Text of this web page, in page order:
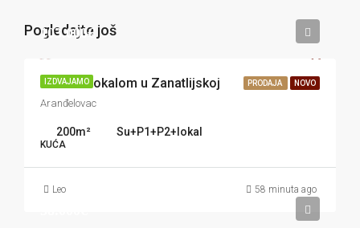
Pogledajte još
IZDVAJAMO PRODAJA NOVO
103.000€
Kuća sa lokalom u Zanatlijskoj
Aranđelovac
200m² Su+P1+P2+lokal
KUĆA
Leo 58 minuta ago